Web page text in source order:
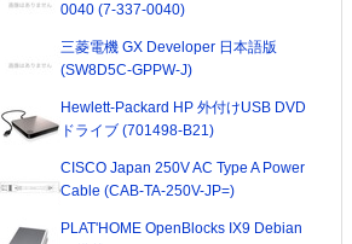
0040 (7-337-0040)
三菱電機 GX Developer 日本語版
(SW8D5C-GPPW-J)
Hewlett-Packard HP 外付けUSB DVD
ドライブ (701498-B21)
CISCO Japan 250V AC Type A Power
Cable (CAB-TA-250V-JP=)
PLAT'HOME OpenBlocks IX9 Debian